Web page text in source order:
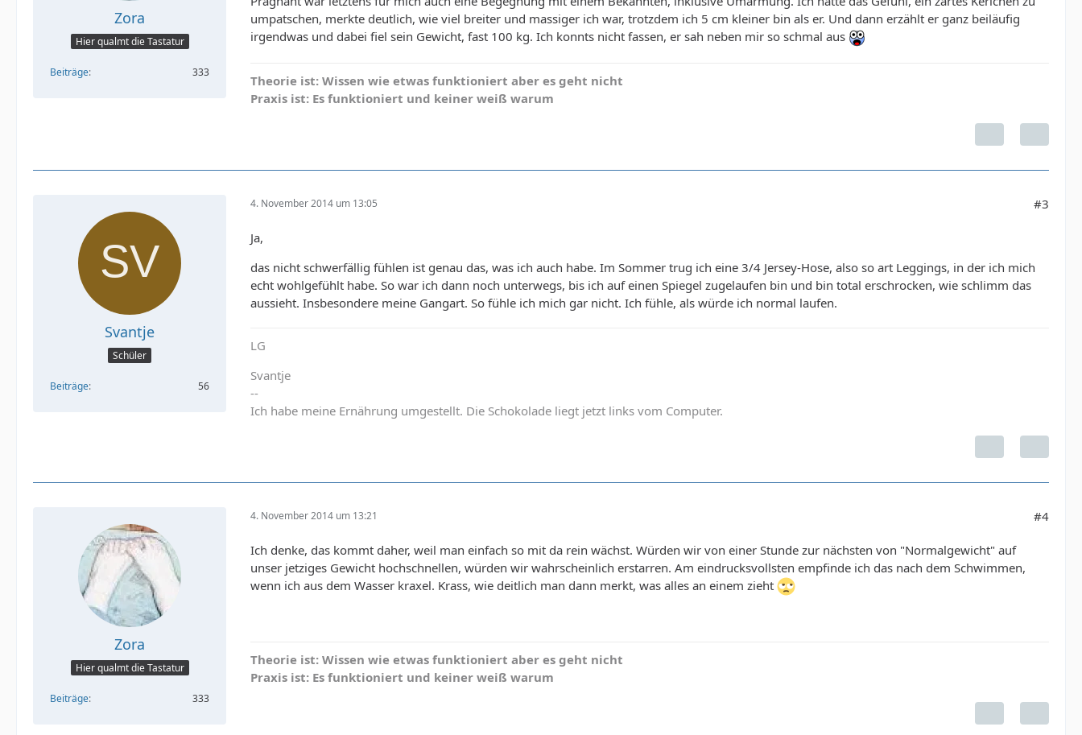
Zora
Hier qualmt die Tastatur
Beiträge 333
umpatschen, merkte deutlich, wie viel breiter und massiger ich war, trotzdem ich 5 cm kleiner bin als er. Und dann erzählt er ganz beiläufig
irgendwas und dabei fiel sein Gewicht, fast 100 kg. Ich konnts nicht fassen, er sah neben mir so schmal aus
Theorie ist: Wissen wie etwas funktioniert aber es geht nicht
Praxis ist: Es funktioniert und keiner weiß warum
Svantje
Schüler
Beiträge 56
4. November 2014 um 13:05 #3
Ja,
das nicht schwerfällig fühlen ist genau das, was ich auch habe. Im Sommer trug ich eine 3/4 Jersey-Hose, also so art Leggings, in der ich mich
echt wohlgefühlt habe. So war ich dann noch unterwegs, bis ich auf einen Spiegel zugelaufen bin und bin total erschrocken, wie schlimm das
aussieht. Insbesondere meine Gangart. So fühle ich mich gar nicht. Ich fühle, als würde ich normal laufen.
LG
Svantje
--
Ich habe meine Ernährung umgestellt. Die Schokolade liegt jetzt links vom Computer.
Zora
Hier qualmt die Tastatur
Beiträge 333
4. November 2014 um 13:21 #4
Ich denke, das kommt daher, weil man einfach so mit da rein wächst. Würden wir von einer Stunde zur nächsten von "Normalgewicht" auf
unser jetziges Gewicht hochschnellen, würden wir wahrscheinlich erstarren. Am eindrucksvollsten empfinde ich das nach dem Schwimmen,
wenn ich aus dem Wasser kraxel. Krass, wie deitlich man dann merkt, was alles an einem zieht
Theorie ist: Wissen wie etwas funktioniert aber es geht nicht
Praxis ist: Es funktioniert und keiner weiß warum